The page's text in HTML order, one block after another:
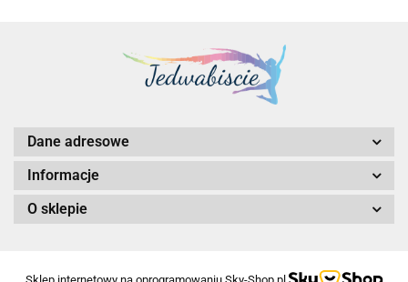
Dane adresowe
Informacje
O sklepie
Sklep internetowy na oprogramowaniu Sky-Shop.pl